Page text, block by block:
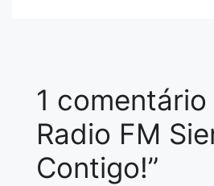
1 comentário
Radio FM
Contigo!”